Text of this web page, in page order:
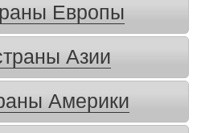
Европы
Азии
Америки